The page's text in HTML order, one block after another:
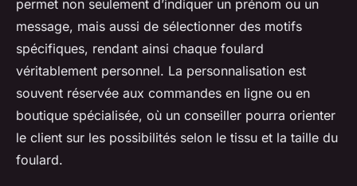
permet non seulement d’indiquer un prénom ou un
message, mais aussi de sélectionner des motifs
spécifiques, rendant ainsi chaque foulard
véritablement personnel. La personnalisation est
souvent réservée aux commandes en ligne ou en
boutique spécialisée, où un conseiller pourra orienter
le client sur les possibilités selon le tissu et la taille du
foulard.